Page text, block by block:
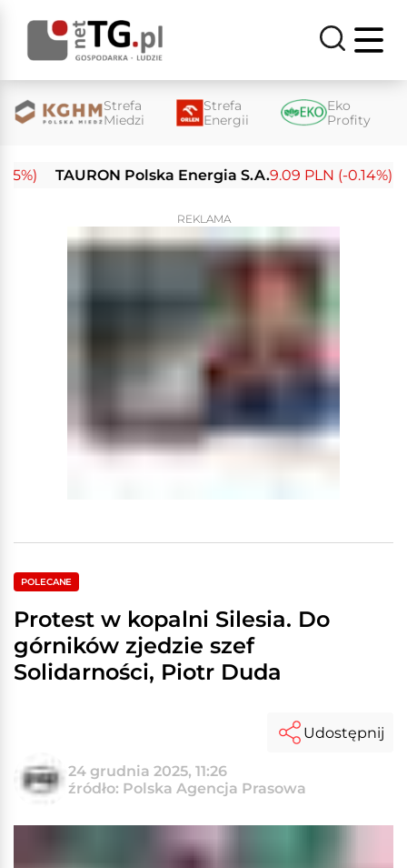
Strefa
Miedzi
Strefa
Energii
Eko
Profity
TAURON Polska Energia S.A. 9.09 PLN (-0.14%)
REKLAMA
POLECANE
Protest w kopalni Silesia. Do
górników zjedzie szef
Solidarności, Piotr Duda
24 grudnia 2025, 11:26
źródło: Polska Agencja Prasowa
Udostępnij